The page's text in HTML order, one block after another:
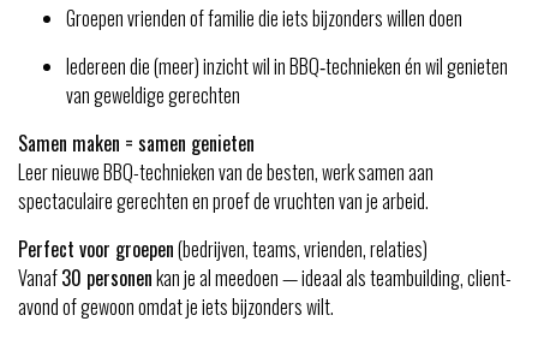
Groepen vrienden of familie die iets bijzonders willen doen
Iedereen die (meer) inzicht wil in BBQ‑technieken én wil genieten
van geweldige gerechten
Samen maken = samen genieten
Leer nieuwe BBQ-technieken van de besten, werk samen aan
spectaculaire gerechten en proef de vruchten van je arbeid.
Perfect voor groepen(bedrijven, teams, vrienden, relaties)
Vanaf30 personenkan je al meedoen — ideaal als teambuilding, client-
avond of gewoon omdat je iets bijzonders wilt.